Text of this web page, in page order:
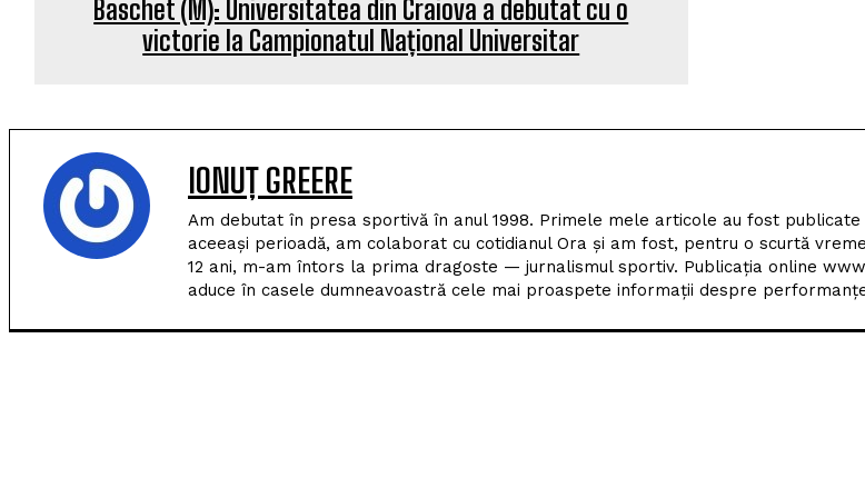
Baschet (M): Universitatea din Craiova a debutat cu o
IONUȚ GREERE
Am debutat în presa sportivă în anul 1998. Primele mele articole au fost
aceeași perioadă, am colaborat cu cotidianul Ora și am fost, pentru o scurtă
12 ani, m-am întors la prima dragoste — jurnalismul sportiv. Publicația online